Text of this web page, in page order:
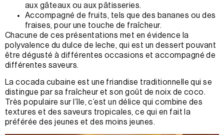
aux gâteaux ou aux pâtisseries.
Accompagné de fruits, tels que des bananes ou des
fraises, pour une touche de fraîcheur.
Chacune de ces présentations met en évidence la
polyvalence du dulce de leche, qui est un dessert pouvant
être dégusté à différentes occasions et accompagné de
différentes saveurs.
La cocada cubaine est une friandise traditionnelle qui se
distingue par sa fraîcheur et son goût de noix de coco.
Très populaire sur l’île, c’est un délice qui combine des
textures et des saveurs tropicales, ce qui en fait la
préférée des jeunes et des moins jeunes.